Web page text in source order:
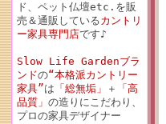
ド、ペット仏壇etc.を販
売＆通販しているカントリ
ー家具専門店です♪
Slow Life Gardenブラ
ンドの“本格派カントリー
家具”は 「総無垢」 ＋
「高
品質」 の造りにこだわり、
プロの家具デザイナー